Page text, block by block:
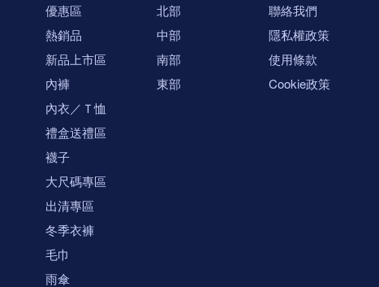
優惠區
熱銷品
新品上市區
內褲
內衣／Ｔ恤
禮盒送禮區
襪子
大尺碼專區
出清專區
冬季衣褲
毛巾
雨傘
北部
中部
南部
東部
聯絡我們
隱私權政策
使用條款
Cookie政策